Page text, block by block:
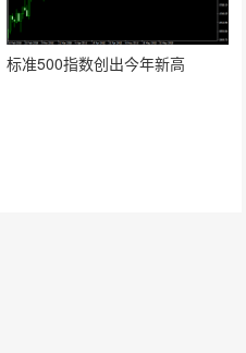
标准500指数创出今年新高